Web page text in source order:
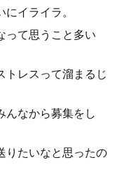
イライラ。
って思うこと多い
トレスって溜まるじ
んなから募集をし
りたいなと思ったの